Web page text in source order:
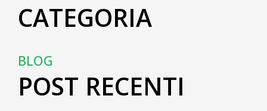
CATEGORIA
BLOG
POST RECENTI